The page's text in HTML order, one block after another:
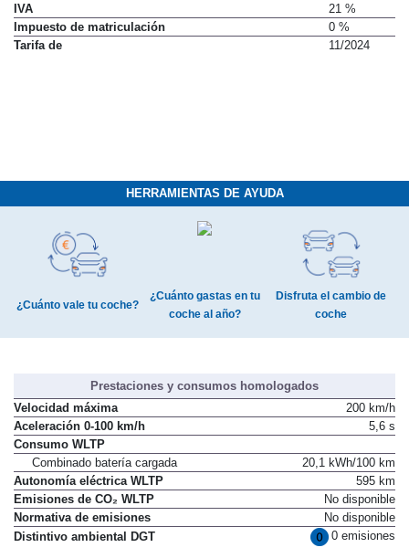
IVA
21 %
Impuesto de matriculación
0 %
Tarifa de
11/2024
HERRAMIENTAS DE AYUDA
¿Cuánto vale tu coche?
¿Cuánto gastas en tu
coche al año?
Disfruta el cambio de
coche
Prestaciones y consumos homologados
Velocidad máxima
200 km/h
Aceleración 0-100 km/h
5,6 s
Consumo WLTP
Combinado batería cargada
20,1 kWh/100 km
Autonomía eléctrica WLTP
595 km
Emisiones de CO₂ WLTP
No disponible
Normativa de emisiones
No disponible
Distintivo ambiental DGT
0 emisiones